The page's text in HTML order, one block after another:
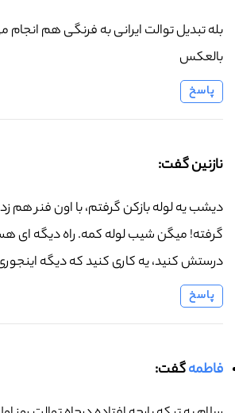
بله تبدیل توالت ایرانی به فرنگی هم
بالعکس
پاسخ
نازنین گفت:
دیشب یه لوله بازکن گرفتم، با اون فنر هم
گرفته! میگن شیب لوله کمه. راه دیگه ای
درستش کنید، یه کاری کنید که دیگه
پاسخ
فاطمهگفت: